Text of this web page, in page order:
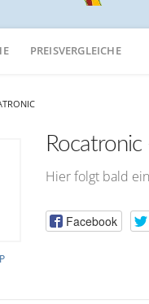
PREISVERGLEICHE
Hier folgt bald
Facebook